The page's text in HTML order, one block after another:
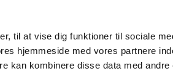
til at vise dig funktioner til sociale
hjemmeside med vores partnere
kan kombinere disse data med